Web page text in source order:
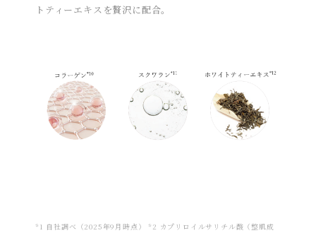
トティーエキスを贅沢に配合。
*1 自社調べ（2025年9月時点） *2 カプリロイルサリチル酸（整肌成